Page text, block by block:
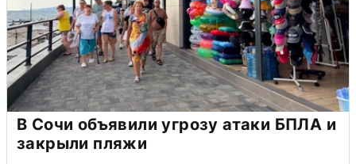
В Сочи объявили угрозу атаки БПЛА и
закрыли пляжи